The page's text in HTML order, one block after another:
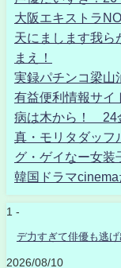
大阪エキストラ
天にまします我ら
まえ！
実録パチンコ梁山
有益便利情報サイ
病は木から！ 24
真・モリタダッフ
グ・ゲイなー女装
韓国ドラマ
1 -
デ力すぎて俳優も逃
2026/08/10